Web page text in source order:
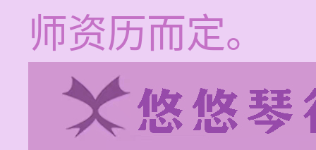
师资历而定。